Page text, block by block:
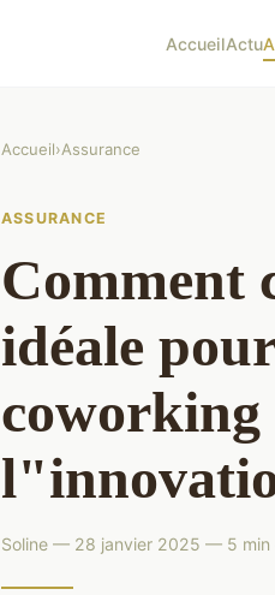
AccueilActu
Accueil›Assurance
ASSURANCE
Comment
idéale
coworking
Soline — 28 janvier 2025 — 5 min